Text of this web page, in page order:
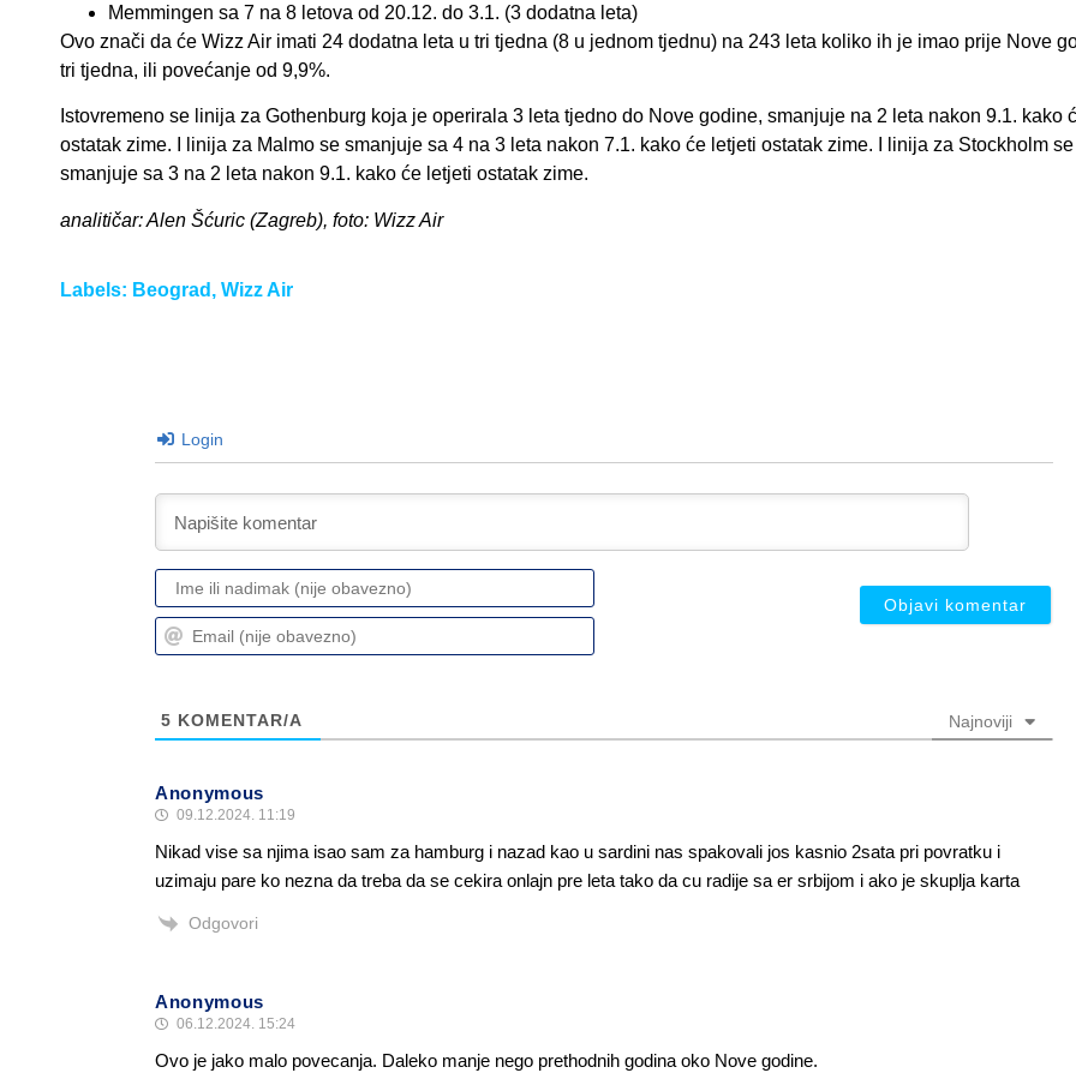
Memmingen sa 7 na 8 letova od 20.12. do 3.1. (3 dodatna leta)
Ovo znači da će Wizz Air imati 24 dodatna leta u tri tjedna (8 u jednom tjednu) na 243 leta koliko ih je imao prije Nove
tri tjedna, ili povećanje od 9,9%.
Istovremeno se linija za Gothenburg koja je operirala 3 leta tjedno do Nove godine, smanjuje na 2 leta nakon 9.1. kako
ostatak zime. I linija za Malmo se smanjuje sa 4 na 3 leta nakon 7.1. kako će letjeti ostatak zime. I linija za Stockholm se
smanjuje sa 3 na 2 leta nakon 9.1. kako će letjeti ostatak zime.
analitičar: Alen Šćuric (Zagreb), foto: Wizz Air
Labels: Beograd , Wizz Air
Login
Ime
ili
nadimak
Email
(nije
5 KOMENTAR/A Najnoviji
Anonymous
09.12.2024. 11:19
Nikad vise sa njima isao sam za hamburg i nazad kao u sardini nas spakovali jos kasnio 2sata pri povratku i
uzimaju pare ko nezna da treba da se cekira onlajn pre leta tako da cu radije sa er srbijom i ako je skuplja karta
Odgovori
Anonymous
06.12.2024. 15:24
Ovo je jako malo povecanja. Daleko manje nego prethodnih godina oko Nove godine.